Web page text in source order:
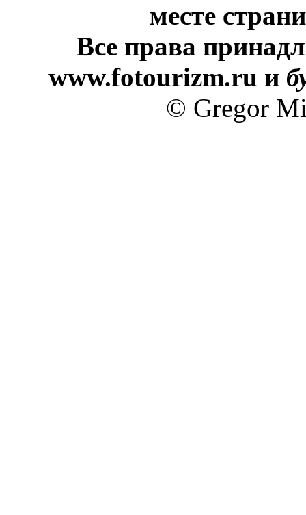
месте
Все права
www.fotourizm.ru и
© Gregor